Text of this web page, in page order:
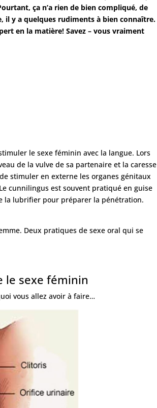
ça n’a rien de bien compliqué, de
il y a quelques rudiments à bien connaître.
en la matière! Savez – vous vraiment
le sexe féminin avec la langue. Lors
de la vulve de sa partenaire et la caresse
stimuler en externe les organes génitaux
cunnilingus est souvent pratiqué en guise
la lubrifier pour préparer la pénétration.
Deux pratiques de sexe oral qui se
le sexe féminin
vous allez avoir à faire…